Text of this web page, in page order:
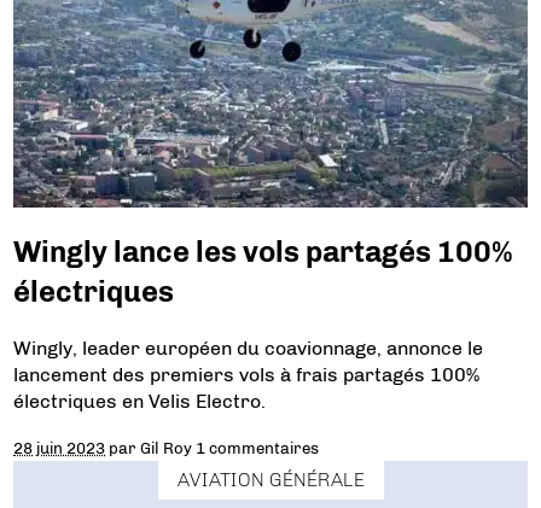
Wingly lance les vols partagés 100%
électriques
Wingly, leader européen du coavionnage, annonce le
lancement des premiers vols à frais partagés 100%
électriques en Velis Electro.
28 juin 2023 parGil Roy 1 commentaires
AVIATION GÉNÉRALE